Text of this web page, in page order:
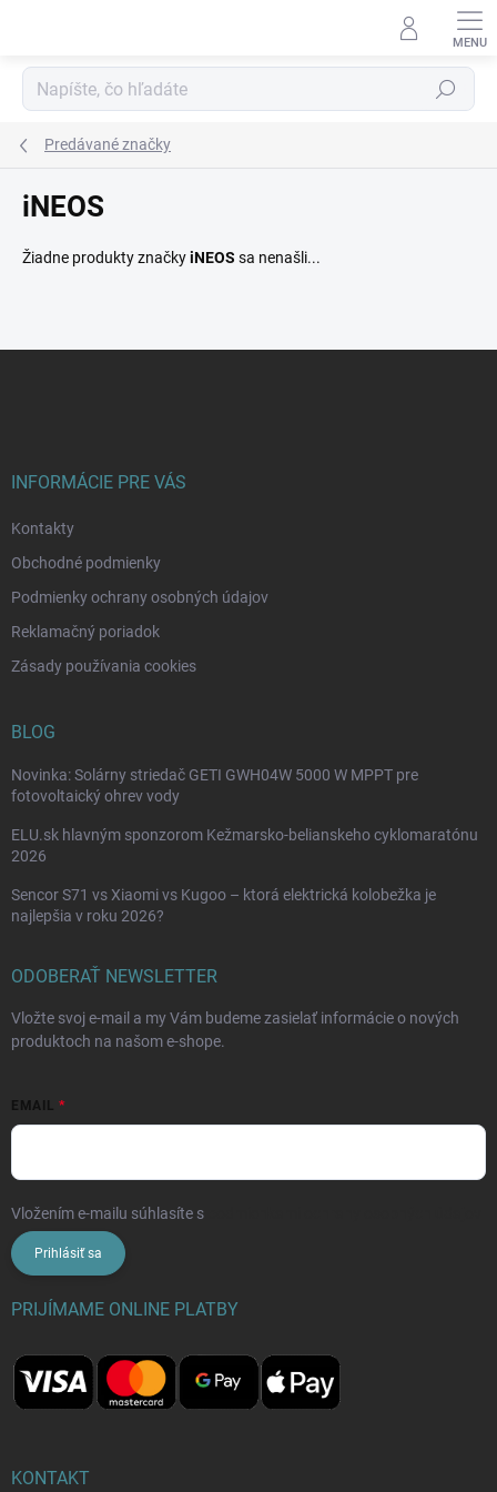
Hľadať
Predávané značky
iNEOS
Žiadne produkty značkyiNEOS sa nenašli...
INFORMÁCIE PRE VÁS
Kontakty
Obchodné podmienky
Podmienky ochrany osobných údajov
Reklamačný poriadok
Zásady používania cookies
BLOG
Novinka: Solárny striedač GETI GWH04W 5000 W MPPT pre
fotovoltaický ohrev vody
ELU.sk hlavným sponzorom Kežmarsko-belianskeho cyklomaratónu
2026
Sencor S71 vs Xiaomi vs Kugoo – ktorá elektrická kolobežka je
najlepšia v roku 2026?
ODOBERAŤ NEWSLETTER
Vložte svoj e-mail a my Vám budeme zasielať informácie o nových
produktoch na našom e-shope.
EMAIL
Vložením e-mailu súhlasíte s
Prihlásiť sa
PRIJÍMAME ONLINE PLATBY
KONTAKT